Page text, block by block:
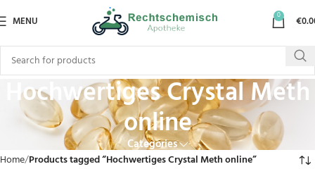
MENU 0 €
Hochwertiges Crystal Meth
online
Categories
Home Products tagged “Hochwertiges Crystal Meth online”